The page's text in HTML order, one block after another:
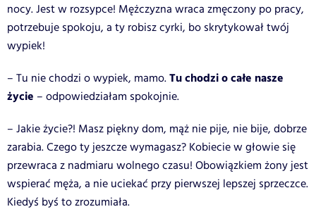
nocy. Jest w rozsypce! Mężczyzna wraca zmęczony po pracy,
potrzebuje spokoju, a ty robisz cyrki, bo skrytykował twój
wypiek!
– Tu nie chodzi o wypiek, mamo.Tu chodzi o całe nasze
życie – odpowiedziałam spokojnie.
– Jakie życie?! Masz piękny dom, mąż nie pije, nie bije, dobrze
zarabia. Czego ty jeszcze wymagasz? Kobiecie w głowie się
przewraca z nadmiaru wolnego czasu! Obowiązkiem żony jest
wspierać męża, a nie uciekać przy pierwszej lepszej sprzeczce.
Kiedyś byś to zrozumiała.